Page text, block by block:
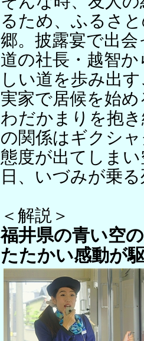
るため、ふるさ
郷。披露宴で出
道の社長・越智
しい道を歩み出
実家で居候を始
わだかまりを抱
の関係はギクシ
態度が出てしま
日、いづみが乗
＜解説＞
福井県の青い空
たたかい感動が